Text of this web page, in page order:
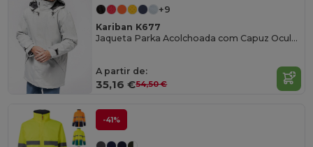
+9
Kariban K677
Jaqueta Parka Acolchoada com Capuz Oculto
A partir de:
35,16 €54,50 €
-41%